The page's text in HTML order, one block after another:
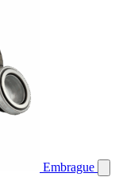
Embrague